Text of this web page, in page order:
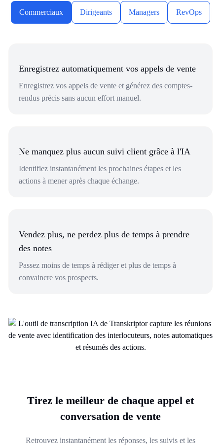
Commerciaux Dirigeants Managers RevOps
Enregistrez automatiquement vos appels de vente
Enregistrez vos appels de vente et générez des comptes-
rendus précis sans aucun effort manuel.
Ne manquez plus aucun suivi client grâce à l'IA
Identifiez instantanément les prochaines étapes et les
actions à mener après chaque échange.
Vendez plus, ne perdez plus de temps à prendre
des notes
Passez moins de temps à rédiger et plus de temps à
convaincre vos prospects.
Tirez le meilleur de chaque appel et
conversation de vente
Retrouvez instantanément les réponses, les suivis et les